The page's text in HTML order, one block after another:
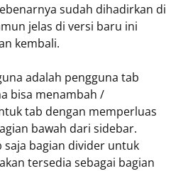
sudah dihadirkan di
jelas di versi baru ini
kembali.
adalah pengguna tab
bisa menambah /
tab dengan memperluas
bawah dari sidebar.
saja bagian divider untuk
tersedia sebagai bagian